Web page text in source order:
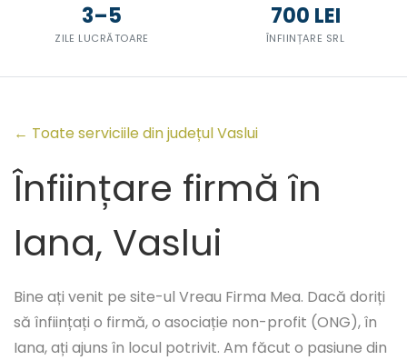
3–5
ZILE LUCRĂTOARE
700 LEI
ÎNFIINȚARE SRL
← Toate serviciile din județul Vaslui
Înființare firmă în
Iana, Vaslui
Bine ați venit pe site-ul Vreau Firma Mea. Dacă doriți
să înființați o firmă, o asociație non-profit (ONG), în
Iana, ați ajuns în locul potrivit. Am făcut o pasiune din